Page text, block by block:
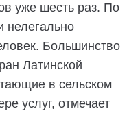
уже шесть раз. По
нелегально
Большинство
Латинской
в сельском
услуг, отмечает